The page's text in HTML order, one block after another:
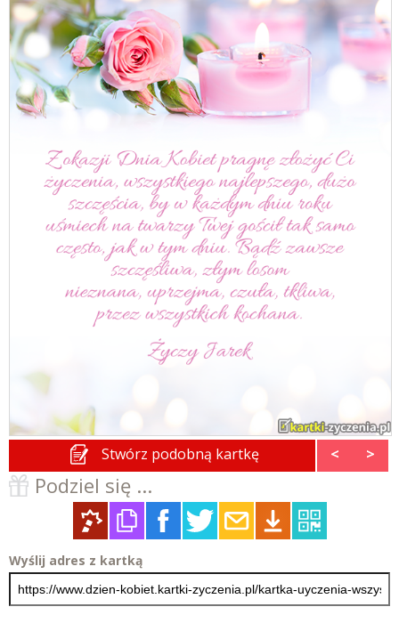
Stwórz podobną kartkę < >
Podziel się ...
Wyślij adres z kartką